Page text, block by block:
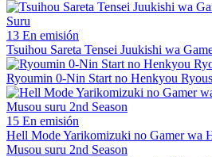
13 En emisión
Tsuihou Sareta Tensei Juukishi wa
Ryoumin 0-Nin Start no Henkyou
15 En emisión
Hell Mode Yarikomizuki no Gamer wa
Musou suru 2nd Season